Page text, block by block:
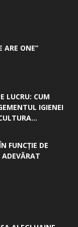
ARE ONE”
LUCRU: CUM
IGIENEI
FUNCȚIE DE